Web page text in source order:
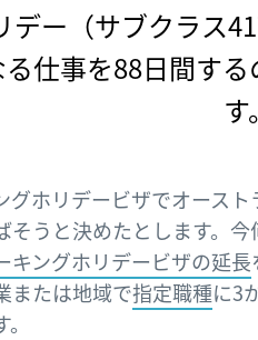
デー（サブクラス
仕事を88日間す
す。
グホリデービザでオース
そうと決めたとします。
キングホリデービザの延長
または地域で指定職種に3